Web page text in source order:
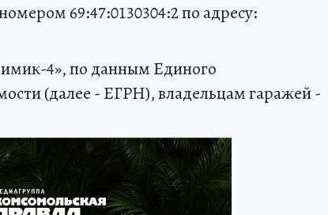
69:47:0130304:2 по адресу:
4», по данным Единого
(далее - ЕГРН), владельцам гаражей -